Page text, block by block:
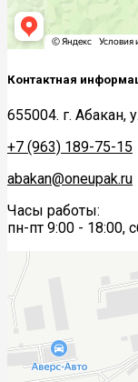
Контактная
655004. г. Абакан,
+7 (963) 189-75-15
abakan@oneupak.ru
Часы работы:
пн-пт 9:00 - 18:00,